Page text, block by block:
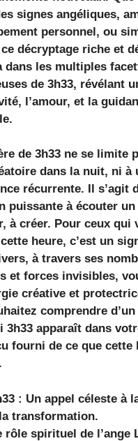
signes angéliques,
personnel, ou
décryptage riche et
dans les multiples
de 3h33, révélant
l’amour, et la
de 3h33 ne se limite
dans la nuit, ni à
récurrente. Il s’agit
puissante à écouter un
à créer. Pour ceux qui
heure, c’est un
à travers ses
et forces invisibles,
créative et
comprendre d’un
3h33 apparaît dans
fourni de ce que cette
: Un appel céleste à
transformation.
rôle spirituel de l’ange